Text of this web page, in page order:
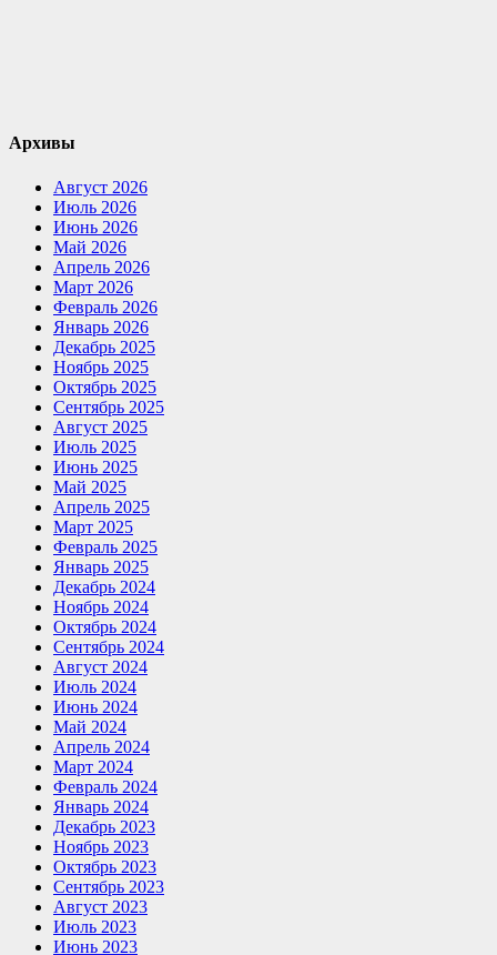
Архивы
Август 2026
Июль 2026
Июнь 2026
Май 2026
Апрель 2026
Март 2026
Февраль 2026
Январь 2026
Декабрь 2025
Ноябрь 2025
Октябрь 2025
Сентябрь 2025
Август 2025
Июль 2025
Июнь 2025
Май 2025
Апрель 2025
Март 2025
Февраль 2025
Январь 2025
Декабрь 2024
Ноябрь 2024
Октябрь 2024
Сентябрь 2024
Август 2024
Июль 2024
Июнь 2024
Май 2024
Апрель 2024
Март 2024
Февраль 2024
Январь 2024
Декабрь 2023
Ноябрь 2023
Октябрь 2023
Сентябрь 2023
Август 2023
Июль 2023
Июнь 2023